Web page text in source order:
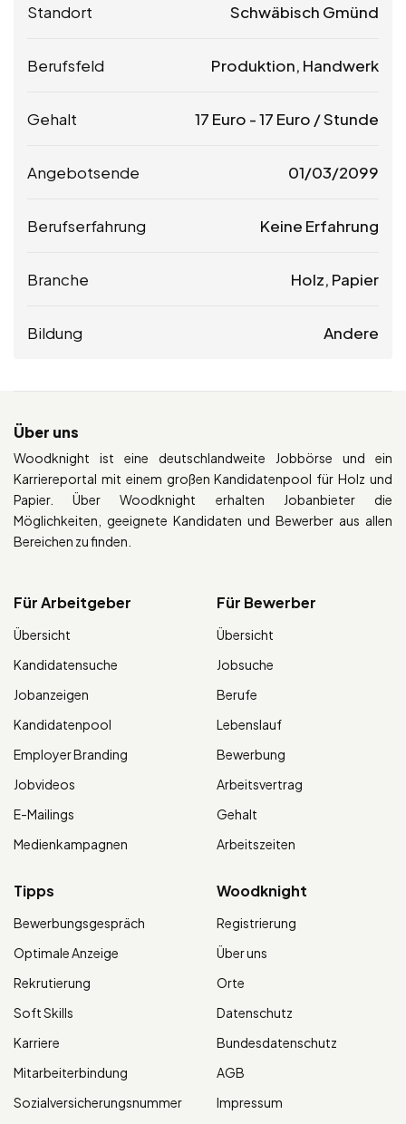
Standort Schwäbisch Gmünd
Berufsfeld Produktion, Handwerk
Gehalt 17 Euro -17 Euro / Stunde
Angebotsende 01/03/2099
Berufserfahrung Keine Erfahrung
Branche Holz, Papier
Bildung Andere
Über uns
Woodknight ist eine deutschlandweite Jobbörse und ein
Karriereportal mit einem großen Kandidatenpool für Holz und
Papier. Über Woodknight erhalten Jobanbieter die
Möglichkeiten, geeignete Kandidaten und Bewerber aus allen
Bereichen zu finden.
Für Arbeitgeber
Übersicht
Kandidatensuche
Jobanzeigen
Kandidatenpool
Employer Branding
Jobvideos
E-Mailings
Medienkampagnen
Für Bewerber
Übersicht
Jobsuche
Berufe
Lebenslauf
Bewerbung
Arbeitsvertrag
Gehalt
Arbeitszeiten
Tipps
Bewerbungsgespräch
Optimale Anzeige
Rekrutierung
Soft Skills
Karriere
Mitarbeiterbindung
Sozialversicherungsnummer
Woodknight
Registrierung
Über uns
Orte
Datenschutz
Bundesdatenschutz
AGB
Impressum